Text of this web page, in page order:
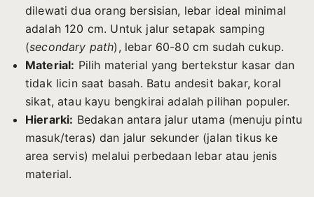
dilewati dua orang bersisian, lebar ideal minimal
adalah 120 cm. Untuk jalur setapak samping
(secondary path), lebar 60-80 cm sudah cukup.
Material: Pilih material yang bertekstur kasar dan
tidak licin saat basah. Batu andesit bakar, koral
sikat, atau kayu bengkirai adalah pilihan populer.
Hierarki: Bedakan antara jalur utama (menuju pintu
masuk/teras) dan jalur sekunder (jalan tikus ke
area servis) melalui perbedaan lebar atau jenis
material.